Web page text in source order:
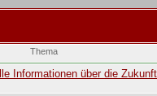
Thema
Informationen über die